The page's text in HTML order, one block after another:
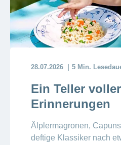
28.07.2026 5 Min.
Ein Teller voller
Erinnerungen
Älplermagronen,
deftige Klassiker nach